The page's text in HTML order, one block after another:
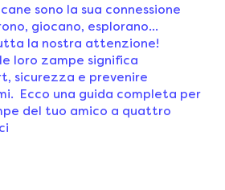
sono la sua connessione
giocano, esplorano…
la nostra attenzione!
loro zampe significa
sicurezza e prevenire
Ecco una guida completa per
del tuo amico a quattro